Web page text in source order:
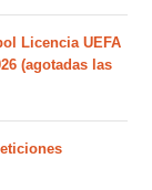
Licencia UEFA
(agotadas las